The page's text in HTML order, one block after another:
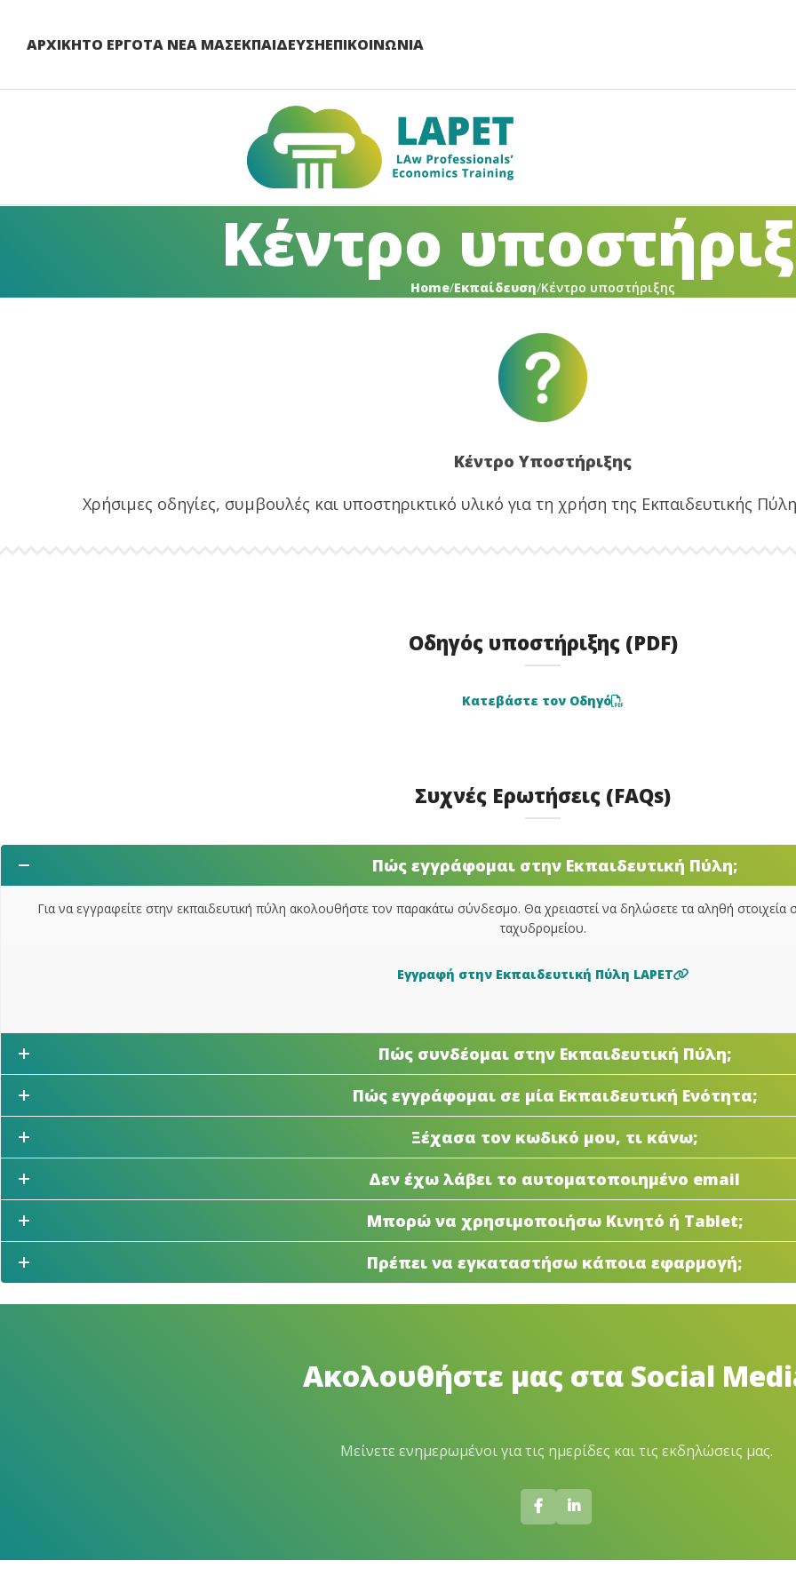
ΑΡΧΙΚΉΤΟ ΈΡΓΟΤΑ ΝΈΑ ΜΑΣΕΚΠΑΊΔΕΥΣΗΕΠΙΚΟΙΝΩΝΊΑ
Κέντρο
Home Εκπαίδευση Κέντρο υποστήριξης
Κέντρο Υποστήριξης
Χρήσιμες οδηγίες, συμβουλές και υποστηρικτικό υλικό για τη χρήση της Εκπαιδευτικής
Οδηγός υποστήριξης (PDF)
Κατεβάστε τον Οδηγό
Συχνές Ερωτήσεις (FAQs)
Πώς εγγράφομαι στην Εκπαιδευτική Πύλη;
Για να εγγραφείτε στην εκπαιδευτική πύλη ακολουθήστε τον παρακάτω σύνδεσμο. Θα χρειαστεί να δηλώσετε τα αληθή στοιχεία
ταχυδρομείου.
Εγγραφή στην Εκπαιδευτική Πύλη LAPET
Πώς συνδέομαι στην Εκπαιδευτική Πύλη;
Πώς εγγράφομαι σε μία Εκπαιδευτική Ενότητα;
Ξέχασα τον κωδικό μου, τι κάνω;
Δεν έχω λάβει το αυτοματοποιημένο email
Μπορώ να χρησιμοποιήσω Κινητό ή Tablet;
Πρέπει να εγκαταστήσω κάποια εφαρμογή;
Ακολουθήστε μας στα Social
Μείνετε ενημερωμένοι για τις ημερίδες και τις εκδηλώσεις μας.